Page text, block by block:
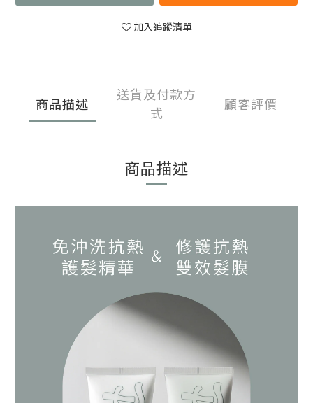
加入追蹤清單
商品描述
送貨及付款方
式
顧客評價
商品描述